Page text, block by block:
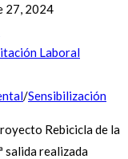
27, 2024
Laboral
/Sensibilización
Rebicicla de la
salida realizada